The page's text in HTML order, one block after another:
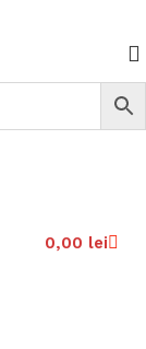
0,00 lei